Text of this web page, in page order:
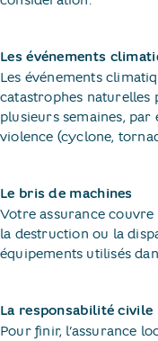
Les événements
Les événements
catastrophes naturelles
plusieurs semaines,
violence (cyclone,
Le bris de machines
Votre assurance
la destruction ou la
équipements utilisés
La responsabilité civile
Pour finir, l’assurance